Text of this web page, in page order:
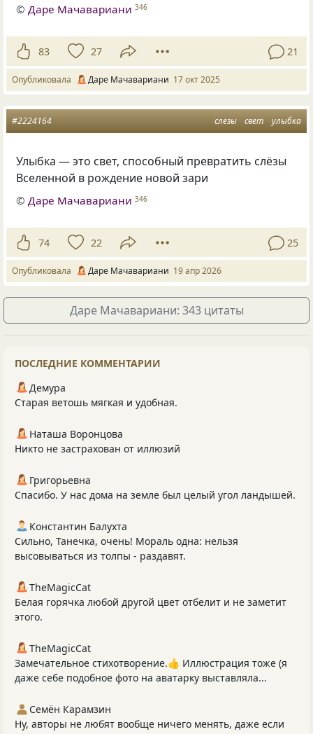
©Даре Мачавариани 346
83 27 21
Опубликовала Даре Мачавариани 17 окт 2025
слезы свет улыбка
#2224164
Улыбка — это свет, способный превратить слёзы
Вселенной в рождение новой зари
©Даре Мачавариани 346
74 22 25
Опубликовала Даре Мачавариани 19 апр 2026
Даре Мачавариани: 343 цитаты
ПОСЛЕДНИЕ КОММЕНТАРИИ
Демура
Старая ветошь мягкая и удобная.
Наташа Воронцова
Никто не застрахован от иллюзий
Григорьевна
Спасибо. У нас дома на земле был целый угол ландышей.
Константин Балухта
Сильно, Танечка, очень! Мораль одна: нельзя
высовываться из толпы - раздавят.
TheMagicCat
Белая горячка любой другой цвет отбелит и не заметит
этого.
TheMagicCat
Замечательное стихотворение.👍 Иллюстрация тоже (я
даже себе подобное фото на аватарку выставляла...
Семён Карамзин
Ну, авторы не любят вообще ничего менять, даже если